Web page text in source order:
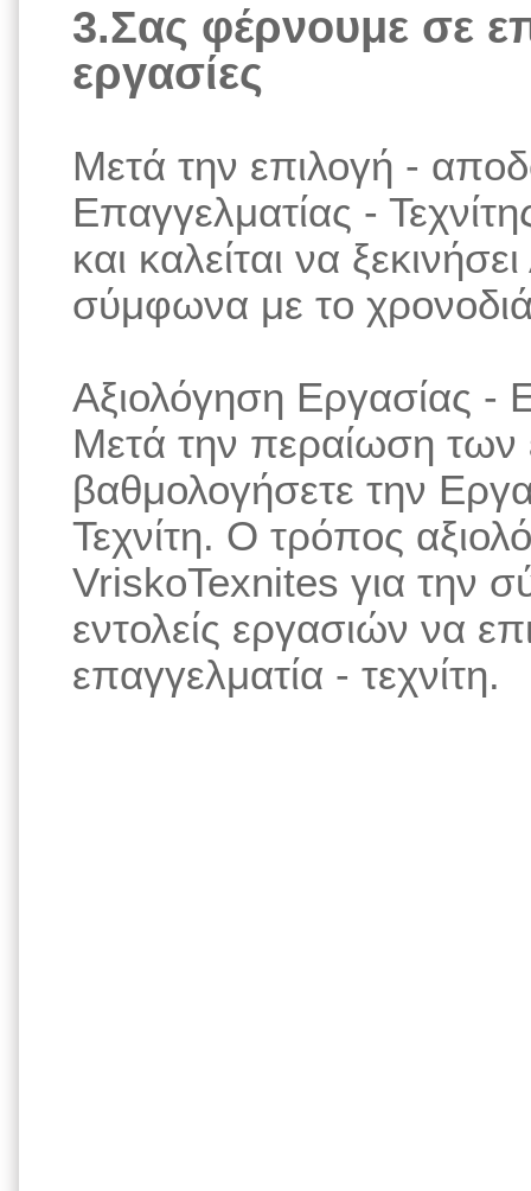
3.Σας φέρνουμε σε
εργασίες
Μετά την επιλογή -
Επαγγελματίας -
και καλείται να
σύμφωνα με το
Αξιολόγηση Εργασίας -
Μετά την περαίωση των
βαθμολογήσετε την
Τεχνίτη. Ο τρόπος
VriskoTexnites για την
εντολείς εργασιών να
επαγγελματία - τεχνίτη.